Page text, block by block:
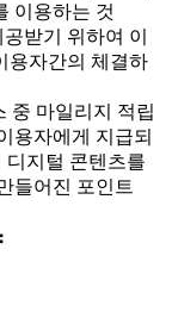
이용하는 것
받기 위하여 이
용자간의 체결하
중 마일리지 적립
용자에게 지급되
디지털 콘텐츠를
들어진 포인트